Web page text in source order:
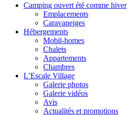
Camping ouvert été comme hiver
Emplacements
Caravaneiges
Hébergements
Mobil-homes
Chalets
Appartements
Chambres
L’Escale Village
Galerie photos
Galerie vidéos
Avis
Actualités et promotions